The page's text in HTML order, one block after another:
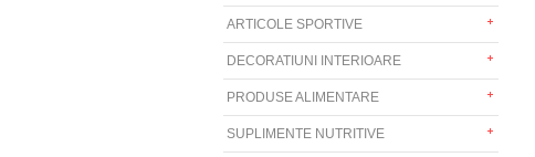
ARTICOLE SPORTIVE
DECORATIUNI INTERIOARE
PRODUSE ALIMENTARE
SUPLIMENTE NUTRITIVE